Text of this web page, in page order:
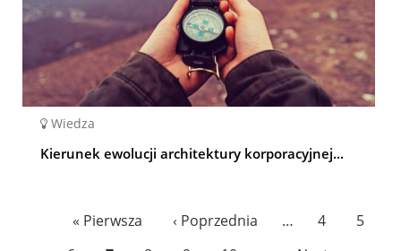
Wiedza
Kierunek ewolucji architektury korporacyjnej...
First
« Pierwsza
Previous
‹ Poprzednia … Page
4 Page
5